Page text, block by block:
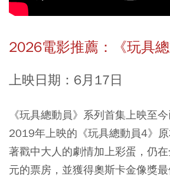
2026電影推薦：《玩具
上映日期：6月17日
《玩具總動員》系列首集上映至
2019年上映的《玩具總動員4》
著戳中大人的劇情加上彩蛋，仍
元的票房，並獲得奧斯卡金像獎